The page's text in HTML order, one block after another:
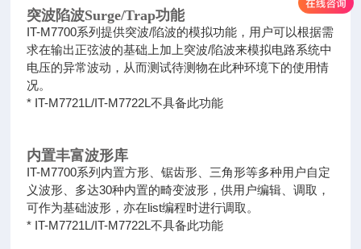
突波陷波Surge/Trap功能
IT-M7700系列提供突波/陷波的模拟功能，用户可以根据需
求在输出正弦波的基础上加上突波/陷波来模拟电路系统中
电压的异常波动，从而测试待测物在此种环境下的使用情
况。
* IT-M7721L/IT-M7722L不具备此功能
内置丰富波形库
IT-M7700系列内置方形、锯齿形、三角形等多种用户自定
义波形、多达30种内置的畸变波形，供用户编辑、调取，
可作为基础波形，亦在list编程时进行调取。
* IT-M7721L/IT-M7722L不具备此功能